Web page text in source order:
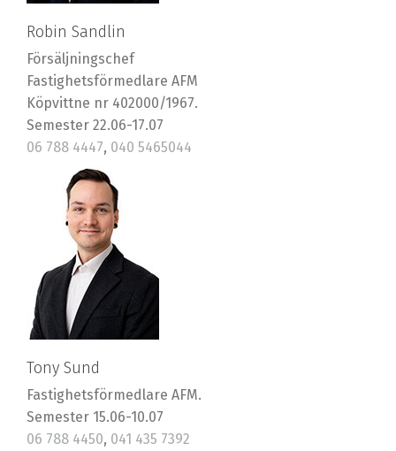
Robin Sandlin
Försäljningschef
Fastighetsförmedlare AFM
Köpvittne nr 402000/1967.
Semester 22.06-17.07
06 788 4447, 040 5465044
robin@riska.fi
Tony Sund
Fastighetsförmedlare AFM.
Semester 15.06-10.07
06 788 4450, 041 435 7392